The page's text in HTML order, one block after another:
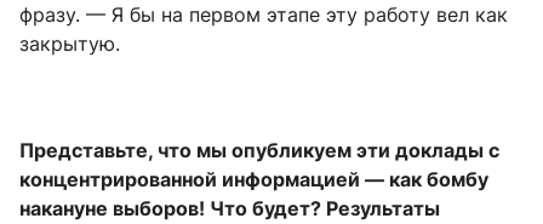
фразу. — Я бы на первом этапе эту работу вел как
закрытую.
Представьте, что мы опубликуем эти доклады с
концентрированной информацией — как бомбу
накануне выборов! Что будет? Результаты